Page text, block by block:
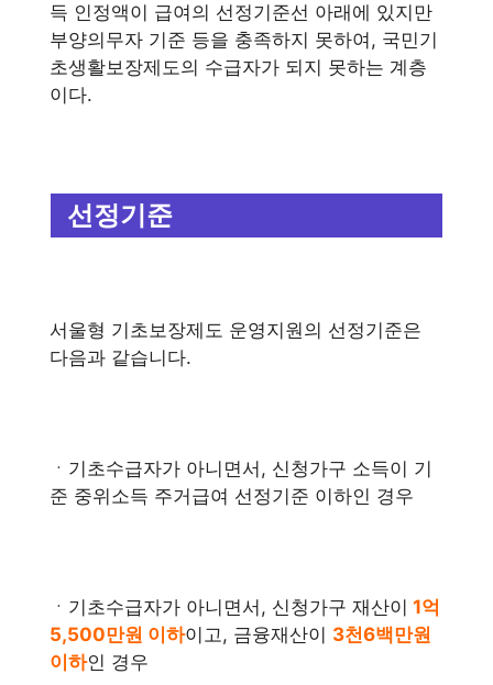
득 인정액이 급여의 선정기준선 아래에 있지만
부양의무자 기준 등을 충족하지 못하여, 국민기
초생활보장제도의 수급자가 되지 못하는 계층
이다.
선정기준
서울형 기초보장제도 운영지원의 선정기준은
다음과 같습니다.
ㆍ기초수급자가 아니면서, 신청가구 소득이 기
준 중위소득 주거급여 선정기준 이하인 경우
ㆍ기초수급자가 아니면서, 신청가구 재산이 1억
5,500만원 이하이고, 금융재산이 3천6백만원
이하인 경우